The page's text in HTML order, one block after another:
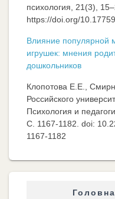
психология, 21(3),
https://doi.org/
Влияние популярной
игрушек: мнения
дошкольников
Клопотова Е.Е.,
Российского
Психология и
C. 1167-1182. doi:
1167-1182